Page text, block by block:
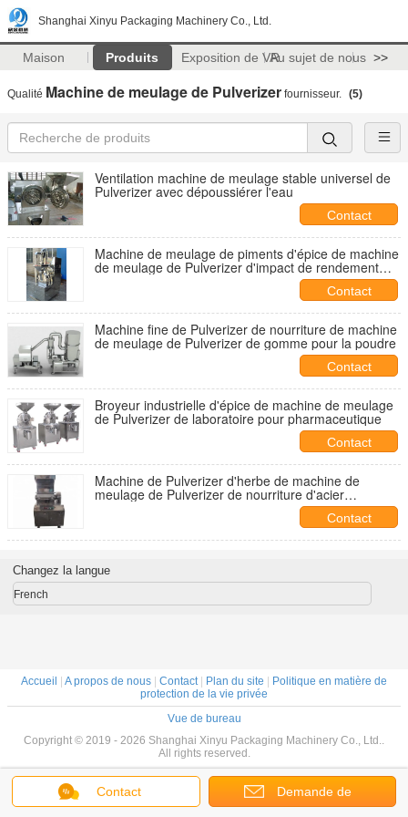
Shanghai Xinyu Packaging Machinery Co., Ltd.
Maison Produits Exposition de VRAu sujet de nous >>
Qualité Machine de meulage de Pulverizer fournisseur. (5)
Ventilation machine de meulage stable universel de
Pulverizer avec dépoussiérer l'eau
Contact
Machine de meulage de piments d'épice de machine
de meulage de Pulverizer d'impact de rendement
Contact
Machine fine de Pulverizer de nourriture de machine
de meulage de Pulverizer de gomme pour la poudre
Contact
Broyeur industrielle d'épice de machine de meulage
de Pulverizer de laboratoire pour pharmaceutique
Contact
Machine de Pulverizer d'herbe de machine de
meulage de Pulverizer de nourriture d'acier
Contact
Contact Demande de
Changez la langue
French
Accueil A propos de nous Contact| Plan du site
Politique en matière de
protection de la vie privée
Vue de bureau
Copyright © 2019 - 2026 Shanghai Xinyu Packaging Machinery Co., Ltd..
All rights reserved.